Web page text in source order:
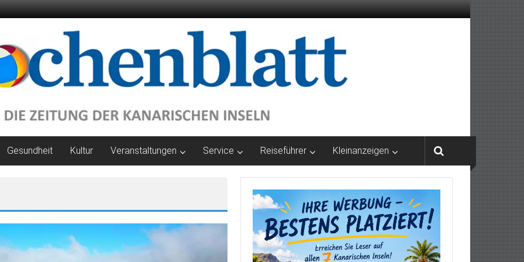
Gesundheit Kultur Veranstaltungen Service Reiseführer Kleinanzeigen